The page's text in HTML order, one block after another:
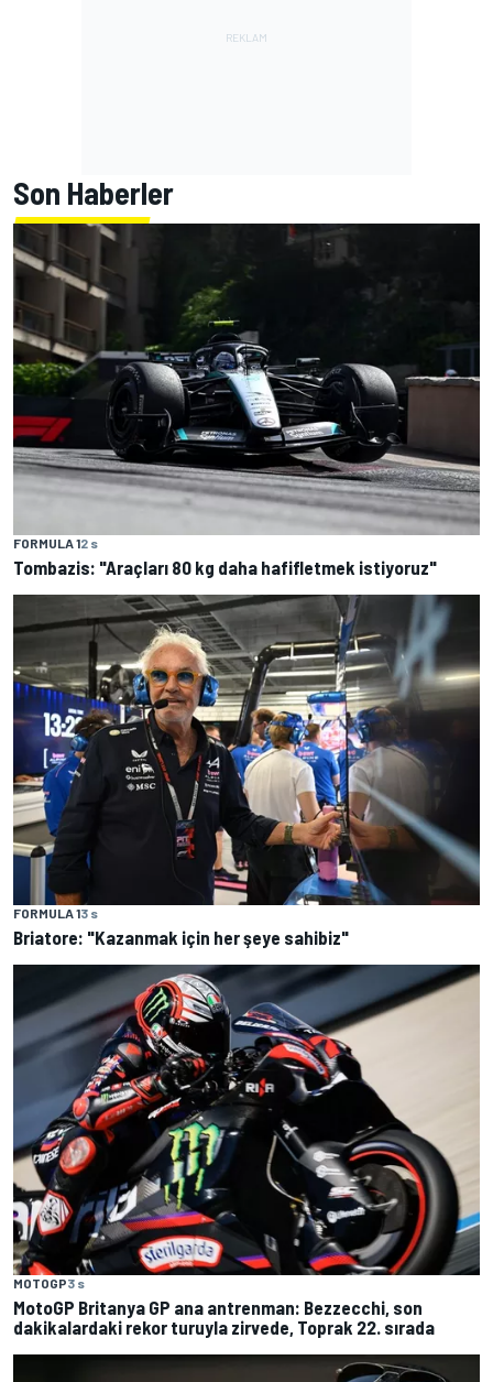
Son Haberler
FORMULA 12 s
Tombazis: "Araçları 80 kg daha hafifletmek istiyoruz"
FORMULA 13 s
Briatore: "Kazanmak için her şeye sahibiz"
MOTOGP3 s
MotoGP Britanya GP ana antrenman: Bezzecchi, son
dakikalardaki rekor turuyla zirvede, Toprak 22. sırada